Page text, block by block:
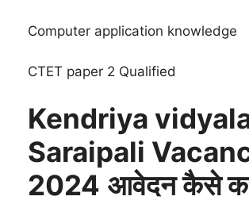
Computer application knowledge
CTET paper 2 Qualified
Kendriya
Saraipali
2024 आवेदन कैसे